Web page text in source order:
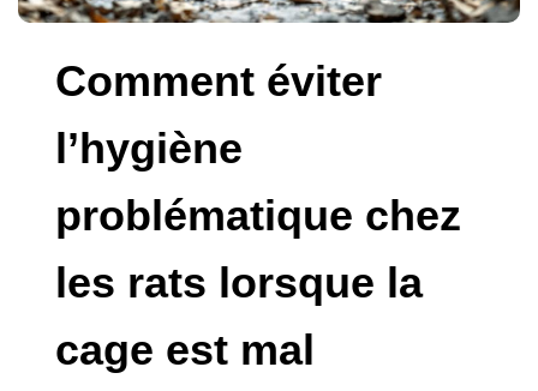
Comment éviter
l’hygiène
problématique chez
les rats lorsque la
cage est mal